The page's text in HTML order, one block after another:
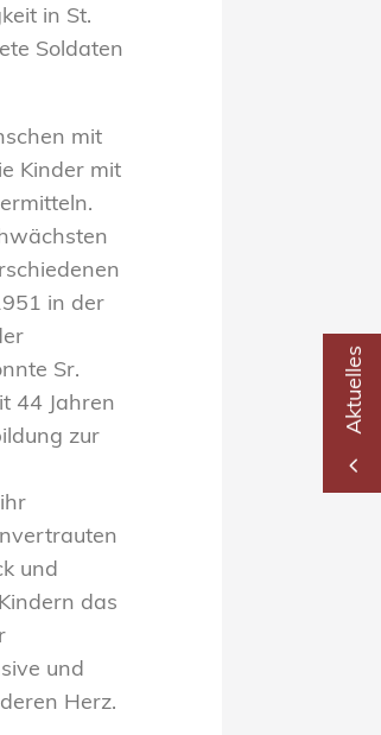
in St.
Soldaten
mit
Kinder mit
in der
Sr.
44 Jahren
zur
und
das
und
Herz.
2
Aktuelles